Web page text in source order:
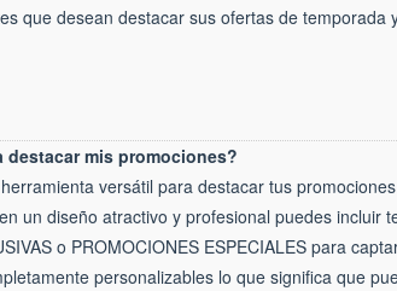
que desean destacar sus ofertas de temporada
mis promociones?
versátil para destacar tus
un diseño atractivo y profesional puedes incluir
o PROMOCIONES ESPECIALES para
personalizables lo que significa que